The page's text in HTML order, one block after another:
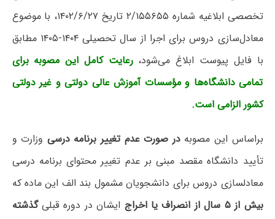
تخصصی ابلاغیه شماره ۲/۱۵۵۶۵۵ تاریخ ۱۴۰۲/۶/۲۷، با موضوع
معادل‌سازی دروس برای اجرا از سال تحصیلی ۱۴۰۴-۱۴۰۵ مطابق
با فایل پیوست ابلاغ می‌شود،رعایت کامل این مصوبه برای
تمامی دانشگاه‌ها و مؤسسات آموزش عالی دولتی و غیر دولتی
کشور الزامی است.
براساس این مصوبهدر صورت‌ عدم تغییر برنامه درسی وزارت و
تأیید دانشگاه مقصد مبنی بر عدم تغییر محتوای برنامه درسی
معادلسازی دروس برای دانشجویان مشمول بند الف این ماده که
بیش از ۵ سال از انصراف یا اخراج
ایشان در دوره قبلیگذشته